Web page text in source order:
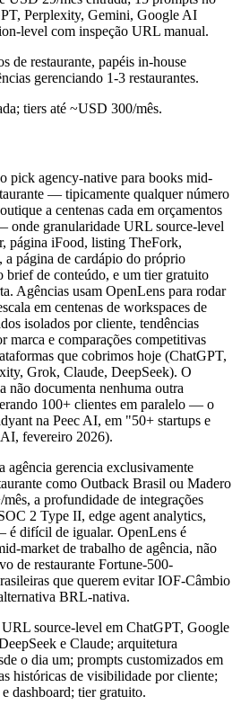
Perplexity, Gemini, Google AI
level com inspeção URL manual.
de restaurante, papéis in-house
gerenciando 1-3 restaurantes.
tiers até ~USD 300/mês.
pick agency-native para books mid-
— tipicamente qualquer número
a centenas cada em orçamentos
onde granularidade URL source-level
página iFood, listing TheFork,
página de cardápio do próprio
brief de conteúdo, e um tier gratuito
Agências usam OpenLens para rodar
em centenas de workspaces de
isolados por cliente, tendências
marca e comparações competitivas
que cobrimos hoje (ChatGPT,
Grok, Claude, DeepSeek). O
não documenta nenhuma outra
100+ clientes em paralelo — o
na Peec AI, em "50+ startups e
fevereiro 2026).
agência gerencia exclusivamente
como Outback Brasil ou Madero
a profundidade de integrações
2 Type II, edge agent analytics,
é difícil de igualar. OpenLens é
market de trabalho de agência, não
de restaurante Fortune-500-
que querem evitar IOF-Câmbio
BRL-nativa.
source-level em ChatGPT, Google
e Claude; arquitetura
o dia um; prompts customizados em
históricas de visibilidade por cliente;
dashboard; tier gratuito.